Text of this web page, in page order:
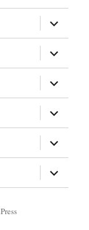
展
开
子
菜
单
展
开
子
菜
单
展
开
子
菜
单
展
开
子
菜
单
展
开
子
菜
单
展
开
子